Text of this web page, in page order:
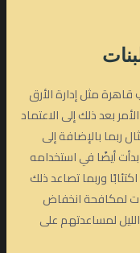
قاهرة مثل إدارة الأرق
بعد ذلك إلى الاعتماد
ربما بالإضافة إلى
أيضًا في استخدامه
وربما تصاعد ذلك
لمكافحة انخفاض
لمساعدتهم على